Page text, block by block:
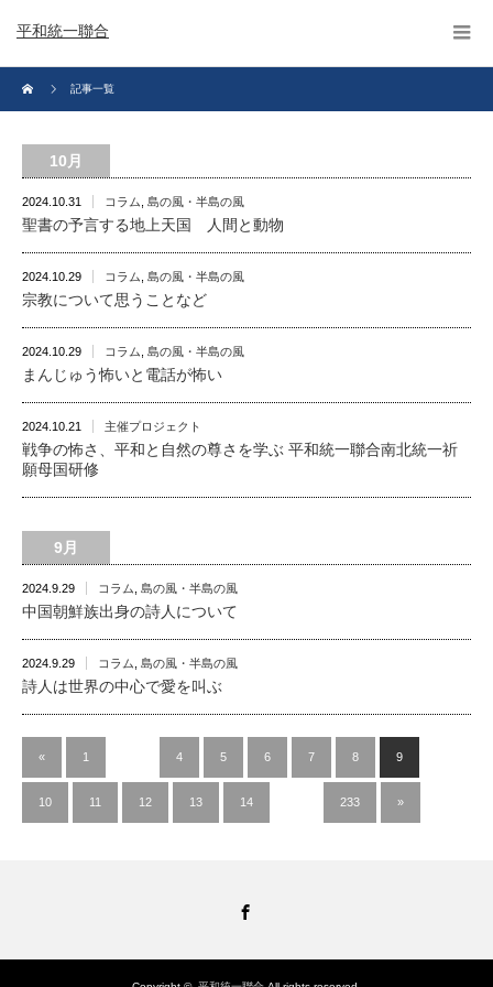
平和統一聯合
記事一覧
10月
2024.10.31 コラム 島の風・半島の風
聖書の予言する地上天国 人間と動物
2024.10.29 コラム 島の風・半島の風
宗教について思うことなど
2024.10.29 コラム 島の風・半島の風
まんじゅう怖いと電話が怖い
2024.10.21 主催プロジェクト
戦争の怖さ、平和と自然の尊さを学ぶ 平和統一聯合南北統一祈
願母国研修
9月
2024.9.29 コラム 島の風・半島の風
中国朝鮮族出身の詩人について
2024.9.29 コラム 島の風・半島の風
詩人は世界の中心で愛を叫ぶ
« 1 4 5 6 7 8 9
10 11 12 13 14 233 »